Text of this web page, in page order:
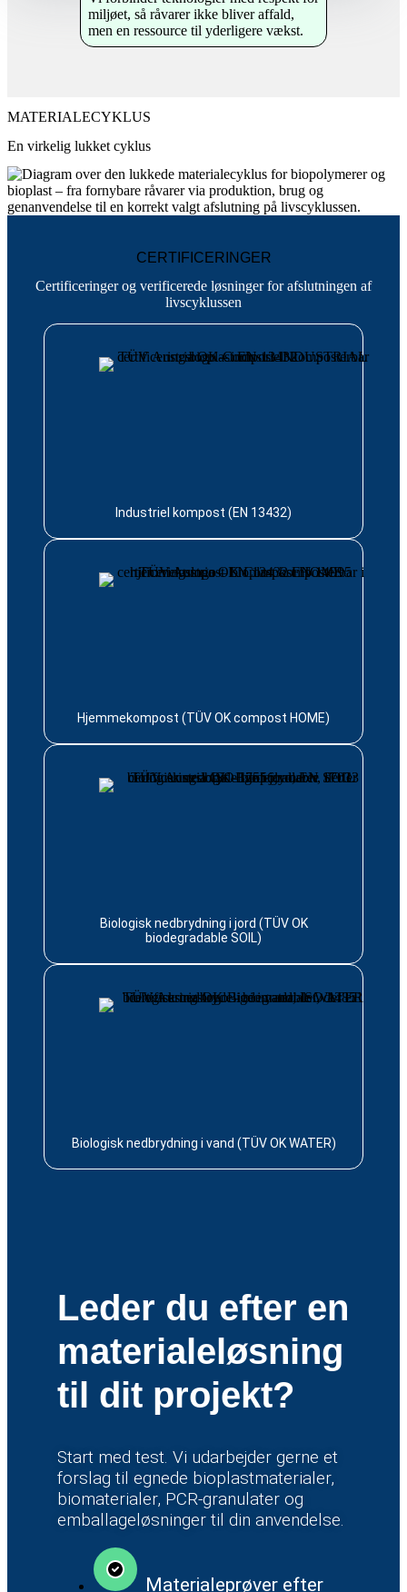
miljøet, så råvarer ikke bliver affald,
men en ressource til yderligere vækst.
MATERIALECYKLUS
En virkelig lukket cyklus
CERTIFICERINGER
Certificeringer og verificerede løsninger for afslutningen af
livscyklussen
Industriel kompost (EN 13432)
Hjemmekompost (TÜV OK compost HOME)
Biologisk nedbrydning i jord (TÜV OK
biodegradable SOIL)
Biologisk nedbrydning i vand (TÜV OK WATER)
Leder du efter en
materialeløsning
til dit projekt?
Start med test. Vi udarbejder gerne et
forslag til egnede bioplastmaterialer,
biomaterialer, PCR-granulater og
emballageløsninger til din anvendelse.
Materialeprøver efter